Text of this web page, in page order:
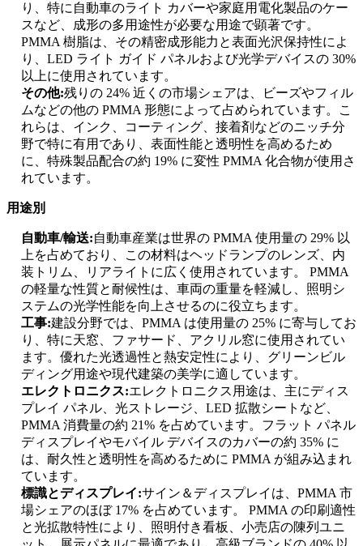
り、特に自動車のライト カバーや家庭用電化製品のケー
スなど、成形の多用途性が必要な用途で顕著です。
PMMA 樹脂は、その精密成形能力と表面光沢保持性によ
り、LED ライト ガイド パネルおよび光学デバイスの 30%
以上に使用されています。
その他:残りの 24% 近くの市場シェアは、ビーズやフィル
ムなどの他の PMMA 形態によって占められています。こ
れらは、インク、コーティング、接着剤などのニッチ分
野で特に有用であり、表面性能と透明性を高めるため
に、特殊製品配合の約 19% に変性 PMMA 化合物が使用さ
れています。
用途別
自動車/輸送:自動車産業は世界の PMMA 使用量の 29% 以
上を占めており、この材料はヘッドランプのレンズ、内
装トリム、リアライトに広く使用されています。 PMMA
の軽量な性質と耐候性は、車両の重量を軽減し、照明シ
ステムの光学性能を向上させるのに役立ちます。
工事:建設分野では、PMMA は使用量の 25% に寄与してお
り、特に天窓、ファサード、アクリル窓に使用されてい
ます。優れた光透過性と熱安定性により、グリーンビル
ディング用途や現代建築の美学に適しています。
エレクトロニクス:エレクトロニクス用途は、主にディス
プレイ パネル、光ストレージ、LED 拡散シートなど、
PMMA 消費量の約 21% を占めています。フラット パネル
ディスプレイやモバイル デバイスのカバーの約 35% に
は、耐久性と透明性を高めるために PMMA が組み込まれ
ています。
標識とディスプレイ:サイン＆ディスプレイは、PMMA 市
場シェアのほぼ 17% を占めています。 PMMA の印刷適性
と光拡散特性により、照明付き看板、小売店の陳列ユニ